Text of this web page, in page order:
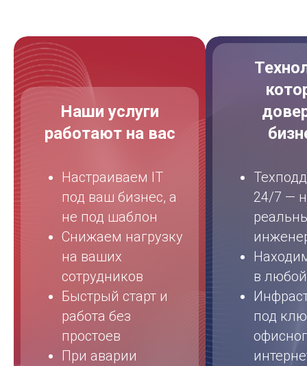
Наши услуги
работают на вас
Настраиваем IT
под ваш бизнес, а
не под шаблон
Снижаем нагрузку
на ваших
сотрудников
Быстрый старт и
работа без
простоев
При аварии
24/7 —
в
под